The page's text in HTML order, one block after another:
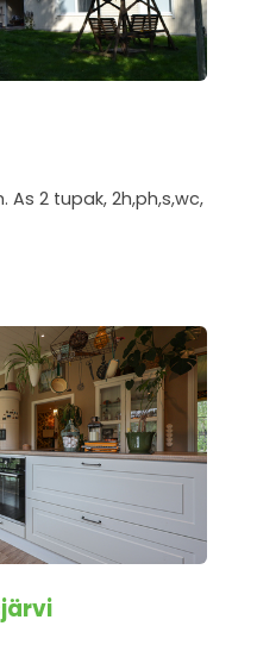
As 2 tupak, 2h,ph,s,wc,